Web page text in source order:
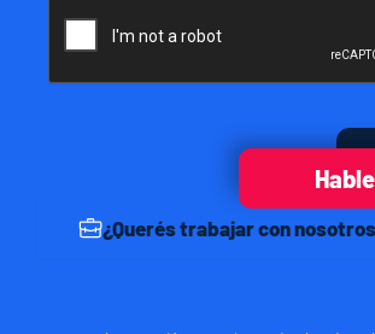
¿Querés trabajar con